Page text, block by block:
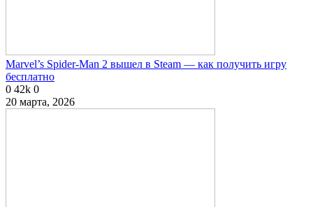
Marvel’s Spider-Man 2 вышел в Steam — как получить игру
бесплатно
0 42k 0
20 марта, 2026